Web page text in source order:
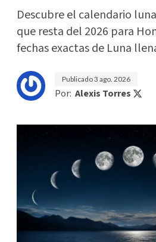
Descubre el calendario
que resta del 2026 para
fechas exactas de Luna
Publicado3 ago. 2026
Por: Alexis Torres